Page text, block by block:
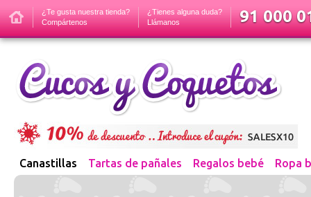
¿Te gusta nuestra tienda?
Compártenos
¿Tienes alguna duda?
Llámanos
91 000
Canastillas Tartas de pañales Regalos bebé Ropa